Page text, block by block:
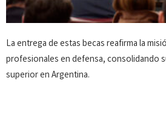
La entrega de estas becas reafirma la
profesionales en defensa, consolidando
superior en Argentina.